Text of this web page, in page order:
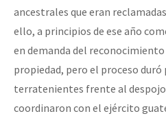
ancestrales que eran
ello, a principios de ese año
en demanda del
propiedad, pero el proceso duró
terratenientes frente al despojo
coordinaron con el ejército